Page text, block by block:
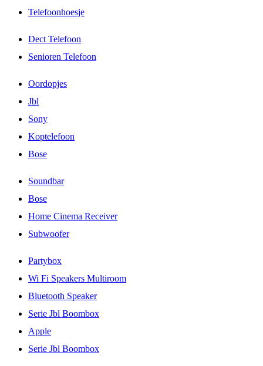
Telefoonhoesje
Dect Telefoon
Senioren Telefoon
Oordopjes
Jbl
Sony
Koptelefoon
Bose
Soundbar
Bose
Home Cinema Receiver
Subwoofer
Partybox
Wi Fi Speakers Multiroom
Bluetooth Speaker
Serie Jbl Boombox
Apple
Serie Jbl Boombox